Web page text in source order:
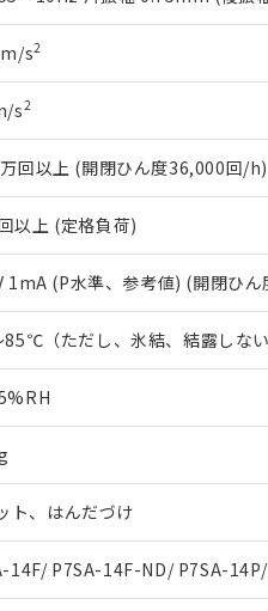
s2
s2
回以上 (開閉ひん度36,000回/h)
以上 (定格負荷)
1mA (P水準、参考値) (開閉ひ
（ただし、氷結、結露しない
ト、はんだづけ
14F/ P7SA-14F-ND/ P7SA-
り割愛しております